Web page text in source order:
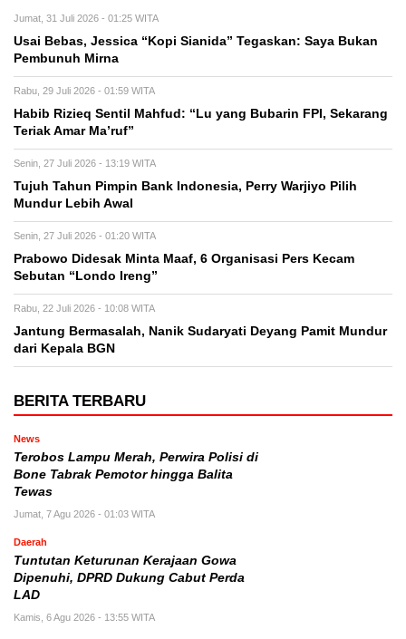
Jumat, 31 Juli 2026 - 01:25 WITA
Usai Bebas, Jessica “Kopi Sianida” Tegaskan: Saya Bukan
Pembunuh Mirna
Rabu, 29 Juli 2026 - 01:59 WITA
Habib Rizieq Sentil Mahfud: “Lu yang Bubarin FPI, Sekarang
Teriak Amar Ma’ruf”
Senin, 27 Juli 2026 - 13:19 WITA
Tujuh Tahun Pimpin Bank Indonesia, Perry Warjiyo Pilih
Mundur Lebih Awal
Senin, 27 Juli 2026 - 01:20 WITA
Prabowo Didesak Minta Maaf, 6 Organisasi Pers Kecam
Sebutan “Londo Ireng”
Rabu, 22 Juli 2026 - 10:08 WITA
Jantung Bermasalah, Nanik Sudaryati Deyang Pamit Mundur
dari Kepala BGN
BERITA TERBARU
News
Terobos Lampu Merah, Perwira Polisi di
Bone Tabrak Pemotor hingga Balita
Tewas
Jumat, 7 Agu 2026 - 01:03 WITA
Daerah
Tuntutan Keturunan Kerajaan Gowa
Dipenuhi, DPRD Dukung Cabut Perda
LAD
Kamis, 6 Agu 2026 - 13:55 WITA